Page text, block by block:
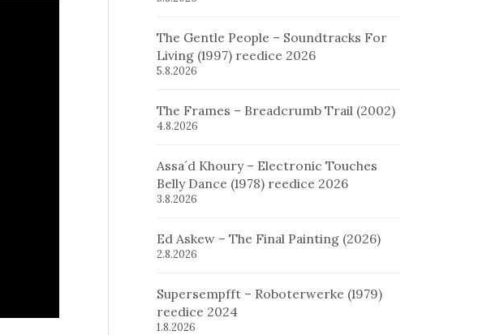
The Gentle People – Soundtracks For
Living (1997) reedice 2026
5.8.2026
The Frames – Breadcrumb Trail (2002)
4.8.2026
Assa´d Khoury – Electronic Touches
Belly Dance (1978) reedice 2026
3.8.2026
Ed Askew – The Final Painting (2026)
2.8.2026
Supersempfft – Roboterwerke (1979)
reedice 2024
1.8.2026